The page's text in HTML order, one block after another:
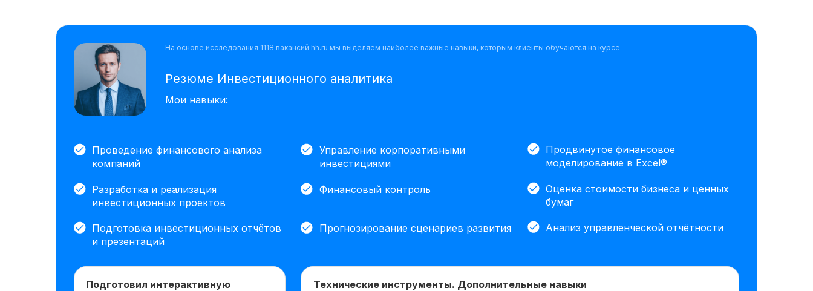
Мои навыки:
Разработка и реализация
инвестиционных проектов
Резюме Инвестиционного аналитика
Продвинутое финансовое
моделирование в Excel®
На основе исследования 1118 вакансий hh.ru мы выделяем наиболее важные навыки, которым клиенты обучаются на курсе
Проведение финансового анализа
компаний
Подготовка инвестиционных отчётов
и презентаций
Оценка стоимости бизнеса и ценных
бумаг
Финансовый контроль
Управление корпоративными
инвестициями
Анализ управленческой отчётности
Прогнозирование сценариев развития
Подготовил интерактивную
Технические инструменты. Дополнительные навыки